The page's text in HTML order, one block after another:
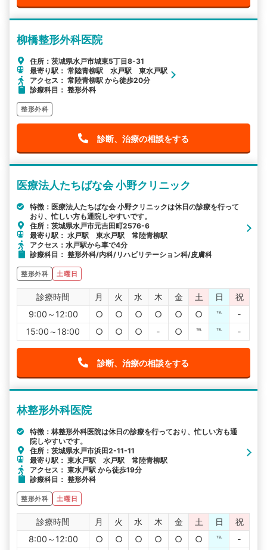
柳橋整形外科医院
住所：茨城県水戸市城東5丁目8-31
最寄り駅： 常陸青柳駅 水戸駅 東水戸駅
アクセス： 常陸青柳駅 から徒歩20分
診療科目： 整形外科
整形外科
診断、治療の相談をする
医療法人たちばな会 小野クリニック
特徴：医療法人たちばな会 小野クリニックは休日の診療を行って
おり、忙しい方も通院しやすいです。
住所：茨城県水戸市元吉田町2576-6
最寄り駅： 水戸駅 東水戸駅 常陸青柳駅
アクセス：水戸駅から車で4分
診療科目： 整形外科/内科/リハビリテーション科/皮膚科
整形外科 土曜日
診療時間 月 火 水 木 金 土 日
祝
9:00～12:00
○ ○ ○ ○ ○ ○ ℡
-
15:00～18:00
○ ○ ○ - ○ ℡ ℡ -
診断、治療の相談をする
林整形外科医院
特徴：林整形外科医院は休日の診療を行っており、忙しい方も通
院しやすいです。
住所：茨城県水戸市浜田2-11-11
最寄り駅： 東水戸駅 水戸駅 常陸青柳駅
アクセス： 東水戸駅 から徒歩19分
診療科目： 整形外科
整形外科 土曜日
診療時間 月 火 水 木 金 土 日
祝
8:00～12:00
○ ○ ○ ○ ○ ○ ℡
-